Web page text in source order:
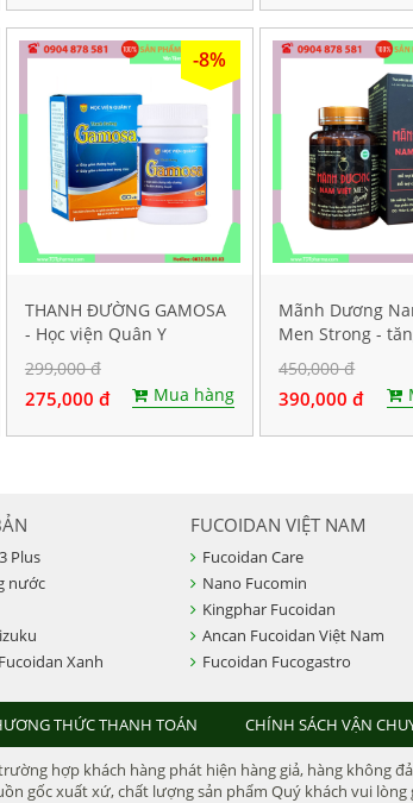
-8%
THANH ĐƯỜNG GAMOSA
- Học viện Quân Y
299,000 đ
275,000 đ Mua hàng
Mãnh Dương
Men Strong -
sinh lý nam
450,000 đ
390,000 đ
Plus
nước
Xanh
FUCOIDAN VIỆT NAM
Fucoidan Care
Nano Fucomin
Kingphar Fucoidan
Ancan Fucoidan Việt Nam
Fucoidan Fucogastro
THỨC THANH TOÁN CHÍNH SÁCH VẬN
hợp khách hàng phát hiện hàng giả, hàng không
gốc xuất xứ, chất lượng sản phẩm Quý khách vui lòng